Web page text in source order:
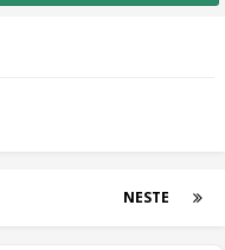
NESTE